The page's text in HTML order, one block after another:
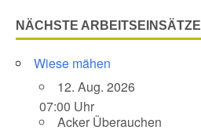
NÄCHSTE ARBEITSEINSÄTZE
Wiese mähen
12. Aug. 2026
07:00 Uhr
Acker Überauchen